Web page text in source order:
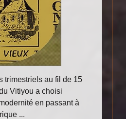
trimestriels au fil de 15
Vitiyou a choisi
en passant à
...